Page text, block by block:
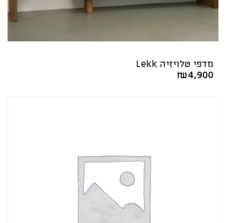
מדפי טלויזיה Lekk
₪4,900